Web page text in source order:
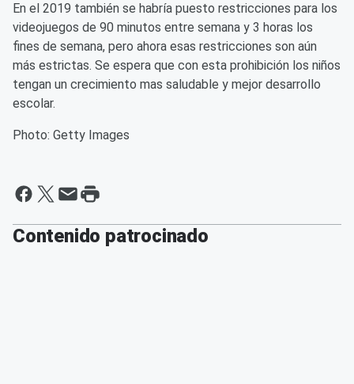
En el 2019 también se habría puesto restricciones para los
videojuegos de 90 minutos entre semana y 3 horas los
fines de semana, pero ahora esas restricciones son aún
más estrictas. Se espera que con esta prohibición los niños
tengan un crecimiento mas saludable y mejor desarrollo
escolar.
Photo: Getty Images
Contenido patrocinado